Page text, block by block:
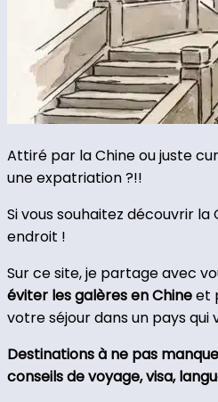
Attiré par la Chine ou juste
une expatriation ?!!
Si vous souhaitez découvrir la
endroit !
Sur ce site, je partage avec
éviter les galères en Chineet
votre séjour dans un pays qui
Destinations à ne pas
conseils de voyage, visa,